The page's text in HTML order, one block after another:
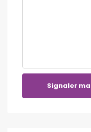
Signaler